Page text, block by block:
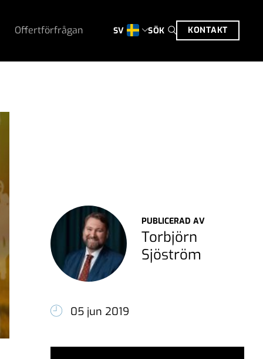
Offertförfrågan SV SÖK KONTAKT
PUBLICERAD AV
Torbjörn
Sjöström
05 jun 2019